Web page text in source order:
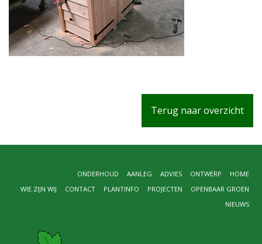
Terug naar overzicht
HOME
ONTWERP
ADVIES
AANLEG
ONDERHOUD
OPENBAAR GROEN
PROJECTEN
PLANTINFO
CONTACT
WIE ZIJN WIJ
NIEUWS